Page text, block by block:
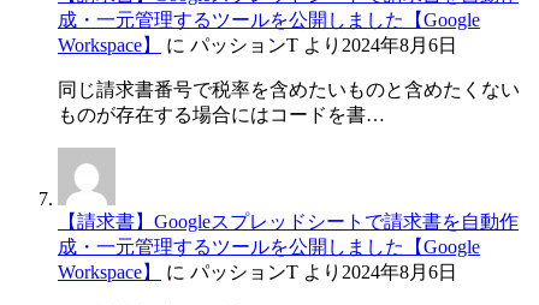
成・一元管理するツールを公開しました【Google
Workspace】
に パッションT より 2024年8月6日
同じ請求書番号で税率を含めたいものと含めたくない
ものが存在する場合にはコードを書…
【請求書】Googleスプレッドシートで請求書を自動作
成・一元管理するツールを公開しました【Google
Workspace】
に パッションT より 2024年8月6日